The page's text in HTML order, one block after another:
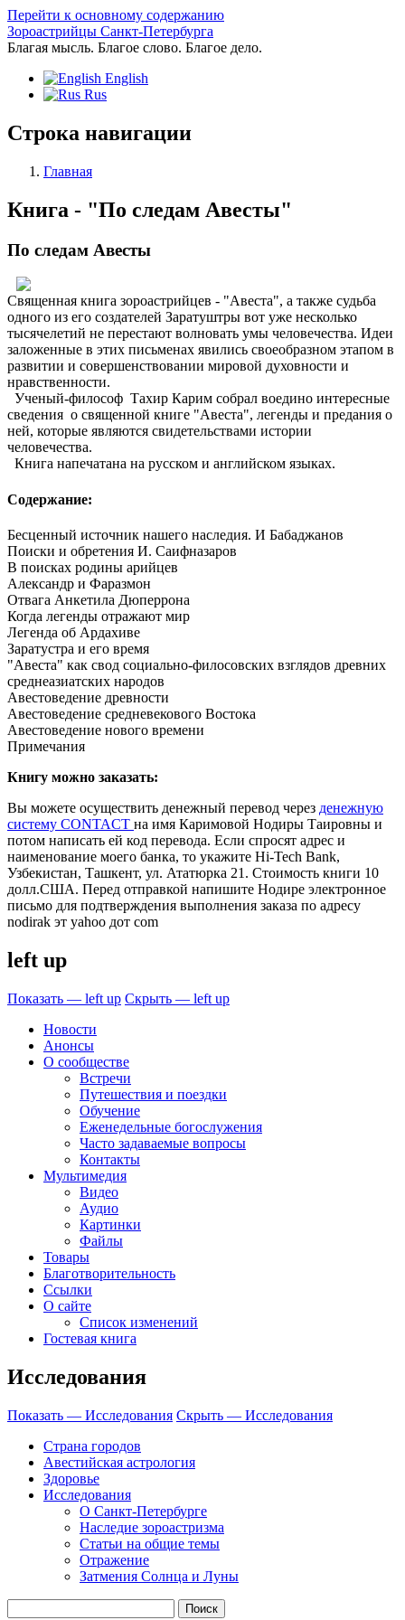
Перейти к основному содержанию
Зороастрийцы Санкт-Петербурга
Благая мысль. Благое слово. Благое дело.
English
Rus
Строка навигации
Главная
Книга - "По следам Авесты"
По следам Авесты
Священная книга зороастрийцев - "Авеста", а также судьба
одного из его создателей Заратуштры вот уже несколько
тысячелетий не перестают волновать умы человечества. Идеи
заложенные в этих письменах явились своеобразном этапом в
развитии и совершенствовании мировой духовности и
нравственности.
Ученый-философ Тахир Карим собрал воедино интересные
сведения о священной книге "Авеста", легенды и предания о
ней, которые являются свидетельствами истории
человечества.
Книга напечатана на русском и английском языках.
Содержание:
Бесценный источник нашего наследия. И Бабаджанов
Поиски и обретения И. Саифназаров
В поисках родины арийцев
Александр и Фаразмон
Отвага Анкетила Дюперрона
Когда легенды отражают мир
Легенда об Ардахиве
Заратустра и его время
"Авеста" как свод социально-филосовских взглядов древних
среднеазиатских народов
Авестоведение древности
Авестоведение средневекового Востока
Авестоведение нового времени
Примечания
Книгу можно заказать:
Вы можете осуществить денежный перевод через денежную
систему CONTACT на имя Каримовой Нодиры Таировны и
потом написать ей код перевода. Если спросят адрес и
наименование моего банка, то укажите Hi-Tech Bank,
Узбекистан, Ташкент, ул. Ататюрка 21. Стоимость книги 10
долл.США. Перед отправкой напишите Нодире электронное
письмо для подтверждения выполнения заказа по адресу
nodirak эт yahoo дот com
left up
Показать — left up Скрыть — left up
Новости
Анонсы
О сообществе
Встречи
Путешествия и поездки
Обучение
Еженедельные богослужения
Часто задаваемые вопросы
Контакты
Мультимедия
Видео
Аудио
Картинки
Файлы
Товары
Благотворительность
Ссылки
О сайте
Список изменений
Гостевая книга
Исследования
Показать — Исследования Скрыть — Исследования
Страна городов
Авестийская астрология
Здоровье
Исследования
О Санкт-Петербурге
Наследие зороастризма
Cтатьи на общие темы
Отражение
Затмения Солнца и Луны